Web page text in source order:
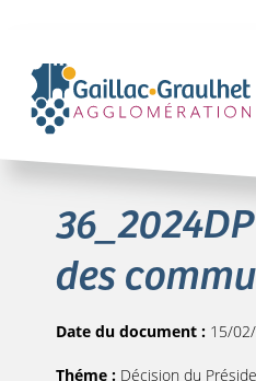
des
Date du document : 15/
Théme : Décision du